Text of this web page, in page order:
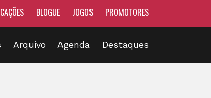
BLOGUE JOGOS PROMOTORES
Arquivo Agenda Destaques